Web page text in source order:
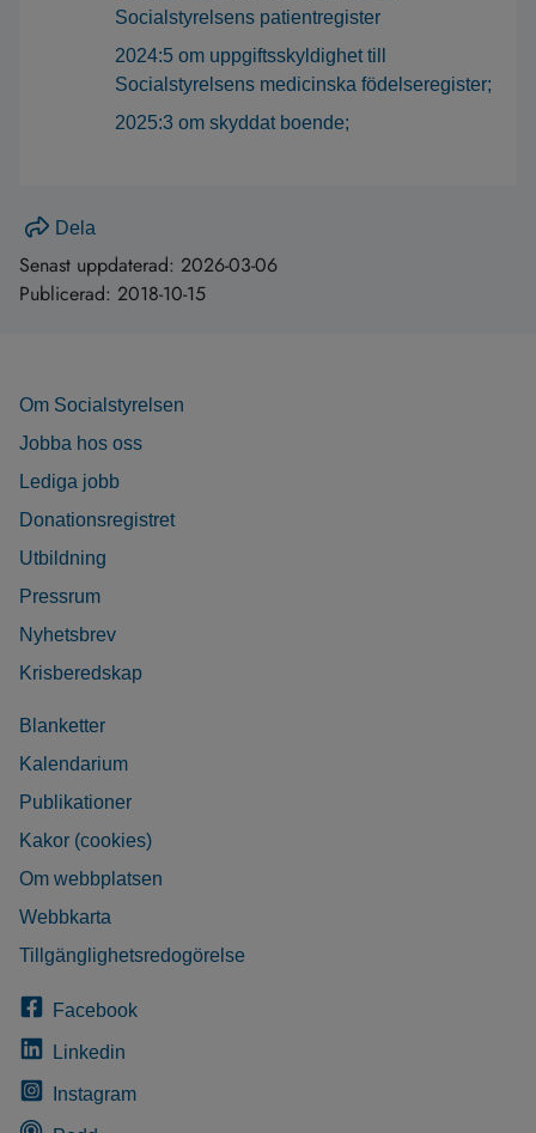
Socialstyrelsens patientregister
2024:5 om uppgiftsskyldighet till
Socialstyrelsens medicinska födelseregister;
2025:3 om skyddat boende;
Dela
Senast uppdaterad: 2026-03-06
Publicerad: 2018-10-15
Om Socialstyrelsen
Jobba hos oss
Lediga jobb
Donationsregistret
Utbildning
Pressrum
Nyhetsbrev
Krisberedskap
Blanketter
Kalendarium
Publikationer
Kakor (cookies)
Om webbplatsen
Webbkarta
Tillgänglighetsredogörelse
Facebook
Linkedin
Instagram